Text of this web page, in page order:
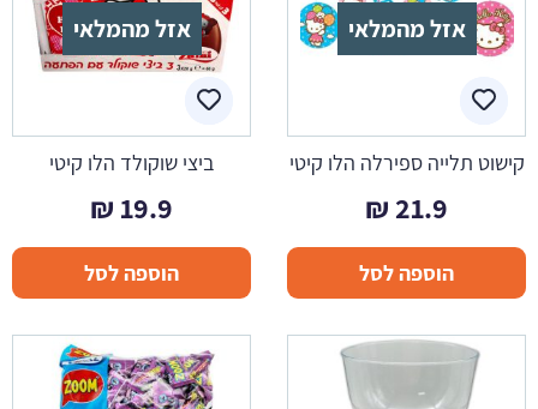
אזל מהמלאי
קישוט תלייה ספירלה הלו קיטי
21.9
₪
הוספה לסל
אזל מהמלאי
ביצי שוקולד הלו קיטי
19.9
₪
הוספה לסל